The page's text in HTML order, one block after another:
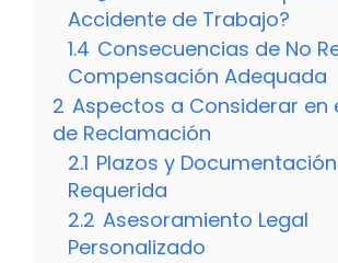
Accidente de Trabajo?
1.4 Consecuencias de No
Compensación Adequada
2 Aspectos a Considerar en
de Reclamación
2.1 Plazos y Documentación
Requerida
2.2 Asesoramiento Legal
Personalizado